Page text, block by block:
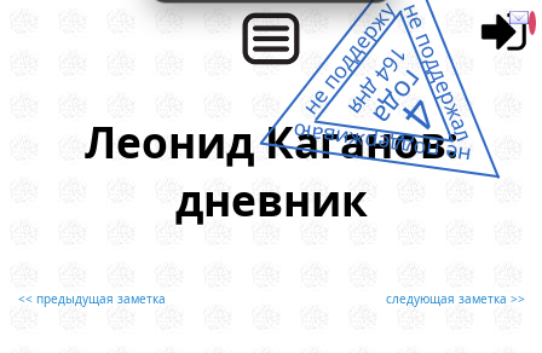
Леонид Каганов:
дневник
<< предыдущая заметка следующая заметка >>
не поддержал
не поддерживаю
не поддержу4
года
164 дня